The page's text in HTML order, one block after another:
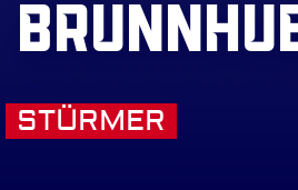
STÜRMER